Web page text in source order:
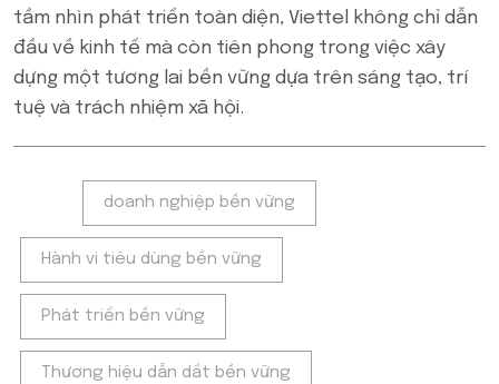
tầm nhìn phát triển toàn diện, Viettel không chỉ dẫn
đầu về kinh tế mà còn tiên phong trong việc xây
dựng một tương lai bền vững dựa trên sáng tạo, trí
tuệ và trách nhiệm xã hội.
doanh nghiệp bền vững
Hành vi tiêu dùng bền vững
Phát triển bền vững
Thương hiệu dẫn dắt bền vững